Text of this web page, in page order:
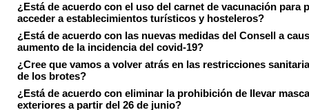
¿Está de acuerdo con el uso del carnet de vacunación para
acceder a establecimientos turísticos y hosteleros?
¿Está de acuerdo con las nuevas medidas del Consell a
aumento de la incidencia del covid-19?
¿Cree que vamos a volver atrás en las restricciones
de los brotes?
¿Está de acuerdo con eliminar la prohibición de llevar
exteriores a partir del 26 de junio?